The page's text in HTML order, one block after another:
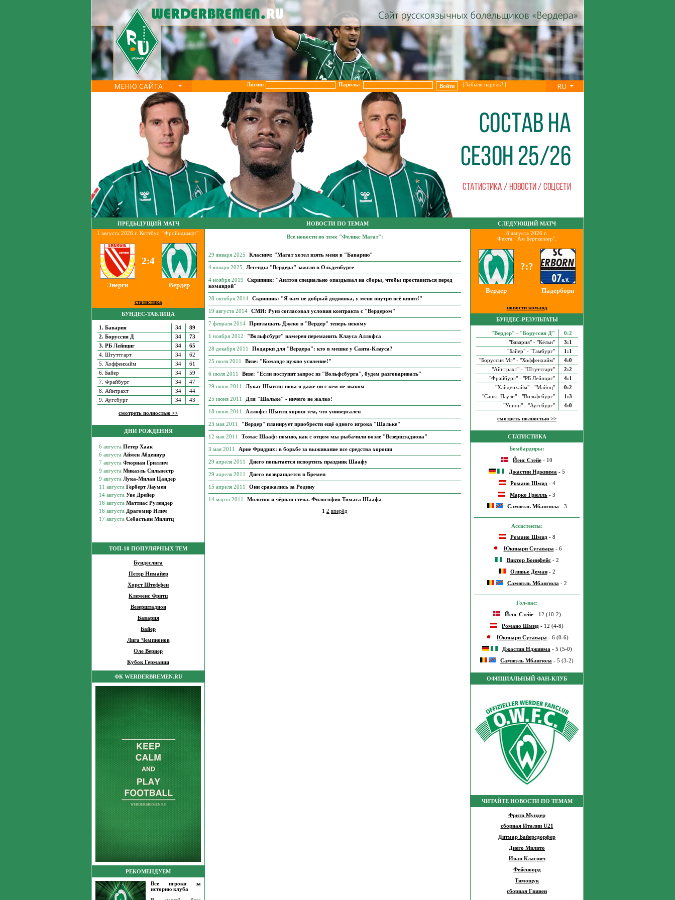
МЕНЮ САЙТА Логин: Пароль: Забыли пароль?| RU
ПРЕДЫДУЩИЙ МАТЧ
1 августа 2026 г. Коттбус. "Фройндшафт".
2:4
Энерги Вердер
статистика
БУНДЕС-ТАБЛИЦА
1. Бавария 34
89
2. Боруссия Д
34
73
3. РБ Лейпциг
34
65
4. Штуттгарт
34
62
5. Хоффенхайм
34
61
6. Байер
34
59
7. Фрайбург
34
47
8. Айнтрахт
34
44
9. Аугсбург
34 43
смотреть полностью >>
ДНИ РОЖДЕНИЯ
ТОП-10 ПОПУЛЯРНЫХ ТЕМ
Бундеслига
Петер Нимайер
Хорст Штеффен
Клеменс Фритц
Везерштадион
Бавария
Байер
Лига Чемпионов
Оле Вернер
Кубок Германии
ФК WERDERBREMEN.RU
РЕКОМЕНДУЕМ
Все игроки за
историю клуба
НОВОСТИ ПО ТЕМАМ
Все новости по теме "Феликс Магат":
29 января 2025 Класнич: "Магат хотел взять меня в "Баварию"
4 января 2025 Легенды "Вердера" зажгли в Ольденбурге
4 ноября 2019
Скрипник: "Аилтон специально опаздывал на сборы, чтобы проставиться перед
командой"
28 октября 2014 Скрипник: "Я вам не добрый дядюшка, у меня внутри всё кипит!"
19 августа 2014 СМИ: Руиз согласовал условия контракта с "Вердером"
7 февраля 2014 Приглашать Джеко в "Вердер" теперь некому
1 ноября 2012 "Вольфсбург" намерен переманить Клауса Аллофса
28 декабря 2011 Подарки для "Вердера": кто в мешке у Санта-Клауса?
25 июля 2011 Визе: "Команде нужно усиление!"
6 июля 2011 Визе: "Если поступит запрос из "Вольфсбурга", будем разговаривать"
29 июня 2011 Лукас Шмитц: пока я даже ни с кем не знаком
25 июня 2011 Для "Шальке" - ничего не жалко!
18 июня 2011 Аллофс: Шмитц хорош тем, что универсален
23 мая 2011 "Вердер" планирует приобрести ещё одного игрока "Шальке"
12 мая 2011 Томас Шааф: помню, как с отцом мы рыбачили возле "Везерштадиона"
3 мая 2011 Арне Фридрих: в борьбе за выживание все средства хороши
29 апреля 2011 Диего попытается испортить праздник Шаафу
29 апреля 2011 Диего возвращается в Бремен
15 апреля 2011 Они сражались за Родину
14 марта 2011 Молоток и чёрная стена. Философия Томаса Шаафа
1 2 вперёд
СЛЕДУЮЩИЙ МАТЧ
8 августа 2026 г.
Фехта. "Ам Бергкеллер".
?:?
Вердер Падерборн
новости команд
БУНДЕС-РЕЗУЛЬТАТЫ
"Вердер" - "Боруссия Д"
0:2
"Бавария" - "Кёльн"
3:1
"Байер" - "Гамбург"
1:1
"Боруссия Мг" - "Хоффенхайм"
4:0
"Айнтрахт" - "Штуттгарт"
2:2
"Фрайбург" - "РБ Лейпциг"
4:1
"Хайденхайм" - "Майнц"
0:2
"Санкт-Паули" - "Вольфсбург"
1:3
"Унион" - "Аугсбург"
4:0
смотреть полностью >>
СТАТИСТИКА
Бомбардиры:
Йенс Стейе - 10
Джастин Нджинма - 5
Романо Шмид- 4
Марко Грюлль - 3
Самюэль Мбангюла - 3
Ассистенты:
Романо Шмид- 8
Юкинари Сугавара- 6
Виктор Бонифейс- 2
Оливье Деман- 2
Самюэль Мбангюла- 2
Гол-пас:
Йенс Стейе- 12 (10-2)
Романо Шмид - 12 (4-8)
Юкинари Сугавара - 6 (0-6)
Джастин Нджинма - 5 (5-0)
Самюэль Мбангюла - 5 (3-2)
ОФИЦИАЛЬНЫЙ ФАН-КЛУБ
ЧИТАЙТЕ НОВОСТИ ПО ТЕМАМ
Фритц Мундер
сборная Италии U21
Дитмар Байерсдорфер
Диего Милито
Иван Класнич
Фейеноорд
Тимощук
сборная Гвинеи